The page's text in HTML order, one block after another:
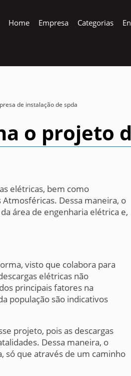
Home Empresa Categorias
de instalação de spda
o projeto
elétricas, bem como
Dessa maneira, o
área de engenharia elétrica e,
visto que colabora para
elétricas não
principais fatores na
população são indicativos
projeto, pois as descargas
Dessa maneira, o
só que através de um caminho